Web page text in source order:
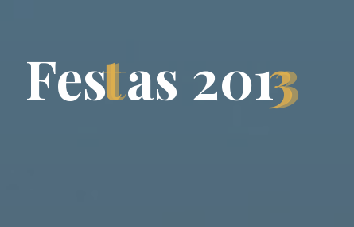
Festas 2013